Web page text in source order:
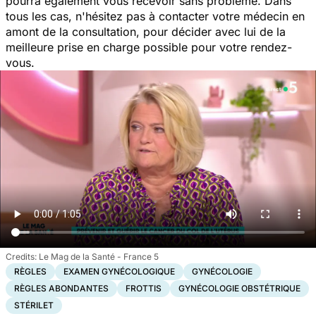
tous les cas, n'hésitez pas à contacter votre médecin en
amont de la consultation, pour décider avec lui de la
meilleure prise en charge possible pour votre rendez-
vous.
Le Mag de la Santé - France 5
RÈGLES
EXAMEN GYNÉCOLOGIQUE
GYNÉCOLOGIE
RÈGLES ABONDANTES
FROTTIS
GYNÉCOLOGIE OBSTÉTRIQUE
STÉRILET